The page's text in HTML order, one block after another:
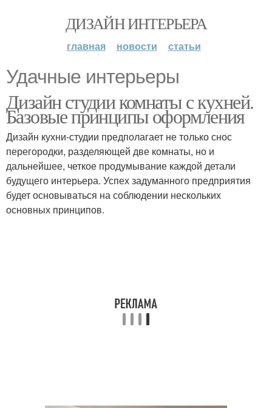
ДИЗАЙН ИНТЕРЬЕРА
главная новости статьи
Удачные интерьеры
Дизайн студии комнаты с кухней.
Базовые принципы оформления
Дизайн кухни-студии предполагает не только снос
перегородки, разделяющей две комнаты, но и
дальнейшее, четкое продумывание каждой детали
будущего интерьера. Успех задуманного предприятия
будет основываться на соблюдении нескольких
основных принципов.